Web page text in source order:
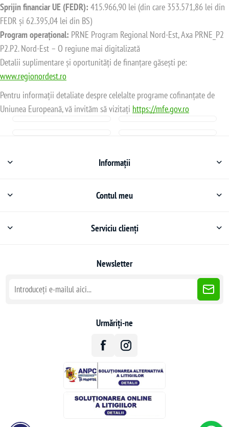
Sprijin financiar UE (FEDR): 415.966,90 lei (din care 353.571,86 lei din
FEDR și 62.395,04 lei din BS)
Program operațional: PRNE Program Regional Nord-Est, Axa PRNE_P2
P2.P2. Nord-Est – O regiune mai digitalizată
Detalii suplimentare și oportunități de finanțare găsești pe:
www.regionordest.ro
Pentru informații detaliate despre celelalte programe cofinanțate de
Uniunea Europeană, vă invităm să vizitați https://mfe.gov.ro
Informații
Contul meu
Serviciu clienți
Newsletter
Urmăriți-ne